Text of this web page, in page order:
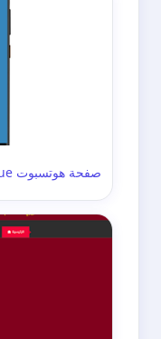
صفحة هوتسبوت Socialblue خفيفة جدا 2023